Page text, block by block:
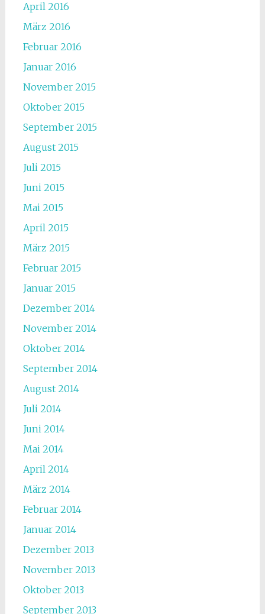
April 2016
März 2016
Februar 2016
Januar 2016
November 2015
Oktober 2015
September 2015
August 2015
Juli 2015
Juni 2015
Mai 2015
April 2015
März 2015
Februar 2015
Januar 2015
Dezember 2014
November 2014
Oktober 2014
September 2014
August 2014
Juli 2014
Juni 2014
Mai 2014
April 2014
März 2014
Februar 2014
Januar 2014
Dezember 2013
November 2013
Oktober 2013
September 2013